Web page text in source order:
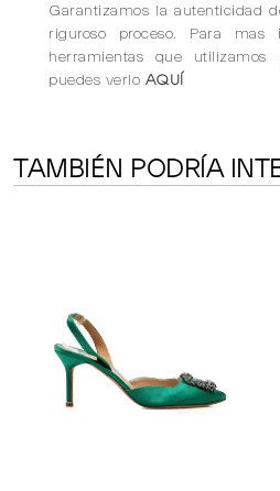
Garantizamos la autenticidad
riguroso proceso. Para mas
herramientas que utilizamos
puedes verlo AQUÍ
TAMBIÉN PODRÍA